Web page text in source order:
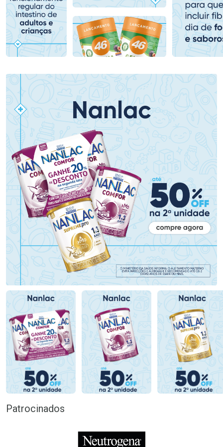
Comprar sem Desconto
Por R$ 279,90/cada
Comprar sem Desconto
Por R$ 279,90/cada
Comprar sem Desconto
Por R$ 80,99/cada
Comprar sem Desconto
Por R$ 80,99/cada
Patrocinados